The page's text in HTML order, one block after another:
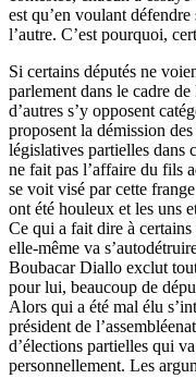
est qu’en voulant
l’autre. C’est pourquoi,
Si certains députés ne
parlement dans le cadre
d’autres s’y opposent
proposent la démission
législatives partielles dans
ne fait pas l’affaire du fils
se voit visé par cette
ont été houleux et les uns
Ce qui a fait dire à certains
elle-même va
Boubacar Diallo exclut
pour lui, beaucoup de
Alors qui a été mal élu
président de
d’élections partielles qui
personnellement. Les